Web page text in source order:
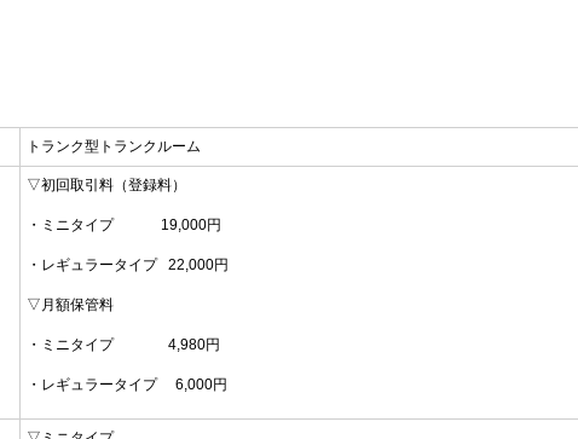
トランク型トランクルーム
▽初回取引料（登録料）
・ミニタイプ 19,000円
・レギュラータイプ 22,000円
▽月額保管料
・ミニタイプ 4,980円
・レギュラータイプ 6,000円